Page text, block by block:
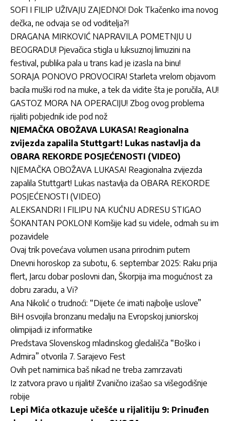
SOFI I FILIP UŽIVAJU ZAJEDNO! Dok Tkačenko ima novog
dečka, ne odvaja se od voditelja?!
DRAGANA MIRKOVIĆ NAPRAVILA POMETNJU U
BEOGRADU! Pjevačica stigla u luksuznoj limuzini na
festival, publika pala u trans kad je izasla na binu!
SORAJA PONOVO PROVOCIRA! Starleta vrelom objavom
bacila muški rod na muke, a tek da vidite šta je poručila, AU!
GASTOZ MORA NA OPERACIJU! Zbog ovog problema
rijaliti pobjednik ide pod nož
NJEMAČKA OBOŽAVA LUKASA! Reagionalna
zvijezda zapalila Stuttgart! Lukas nastavlja da
OBARA REKORDE POSJEĆENOSTI (VIDEO)
NJEMAČKA OBOŽAVA LUKASA! Reagionalna zvijezda
zapalila Stuttgart! Lukas nastavlja da OBARA REKORDE
POSJEĆENOSTI (VIDEO)
ALEKSANDRI I FILIPU NA KUĆNU ADRESU STIGAO
ŠOKANTAN POKLON! Komšije kad su videle, odmah su im
pozavidele
Ovaj trik povećava volumen usana prirodnim putem
Dnevni horoskop za subotu, 6. septembar 2025: Raku prija
flert, Jarcu dobar poslovni dan, Škorpija ima mogućnost za
dobru zaradu, a Vi?
Ana Nikolić o trudnoći: “Dijete će imati najbolje uslove”
BiH osvojila bronzanu medalju na Evropskoj juniorskoj
olimpijadi iz informatike
Predstava Slovenskog mladinskog gledališča “Boško i
Admira” otvorila 7. Sarajevo Fest
Ovih pet namirnica baš nikad ne treba zamrzavati
Iz zatvora pravo u rijaliti! Zvanično izašao sa višegodišnje
robije
Lepi Mića otkazuje učešće u rijalitiju 9: Prinuđen